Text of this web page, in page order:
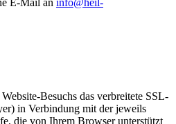
Besuchs das verbreitete SSL-
in Verbindung mit der jeweils
die von Ihrem Browser unterstützt